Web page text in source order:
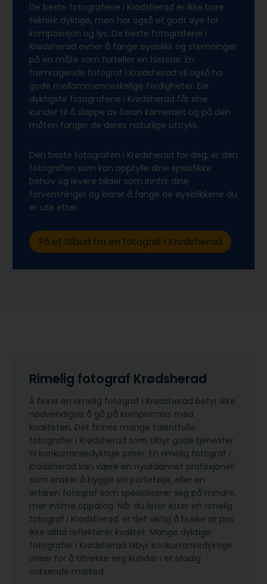
De beste fotografene i Krødsherad er ikke bare
teknisk dyktige, men har også et godt øye for
komposisjon og lys. De beste fotografene i
Krødsherad evner å fange øyeblikk og stemninger
på en måte som forteller en historie. En
fremragende fotograf i Krødsherad vil også ha
gode mellommenneskelige ferdigheter. De
dyktigste fotografene i Krødsherad får sine
kunder til å slappe av foran kameraet og på den
måten fanger de deres naturlige uttrykk.
Den beste fotografen i Krødsherad for deg, er den
fotografen som kan oppfylle dine spesifikke
behov og levere bilder som innfrir dine
forventninger og klarer å fange de øyeblikkene du
er ute etter.
Få et tilbud fra en fotograf i Krødsherad
Rimelig fotograf Krødsherad
Å finne en rimelig fotograf i Krødsherad betyr ikke
nødvendigvis å gå på kompromiss med
kvaliteten. Det finnes mange talentfulle
fotografer i Krødsherad som tilbyr gode tjenester
til konkurransedyktige priser. En rimelig fotograf i
Krødsherad kan være en nyutdannet profesjonell
som ønsker å bygge sin portefølje, eller en
erfaren fotograf som spesialiserer seg på mindre,
mer intime oppdrag. Når du leter etter en rimelig
fotograf i Krødsherad, er det viktig å huske at pris
ikke alltid reflekterer kvalitet. Mange dyktige
fotografer i Krødsherad tilbyr konkurransedyktige
priser for å tiltrekke seg kunder i et stadig
voksende marked.